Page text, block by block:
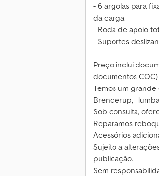
- 6 argolas para
da carga
- Roda de apoio
- Suportes
Preço inclui
documentos COC)
Temos um
Brenderup,
Sob consulta,
Reparamos
Acessórios
Sujeito a
publicação.
Sem